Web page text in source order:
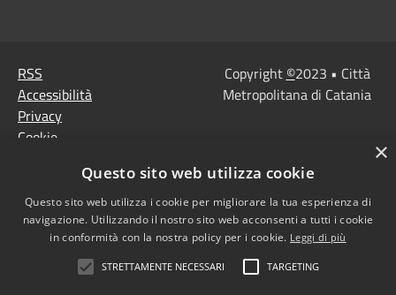
RSS
Accessibilità
Privacy
Cookie
Note Legali
Agenzia per l'Italia
digitale
accessibilità
Copyright ©2023 • Città
Metropolitana di Catania
×
Questo sito web utilizza cookie
Questo sito web utilizza i cookie per migliorare la tua esperienza di
navigazione. Utilizzando il nostro sito web acconsenti a tutti i cookie
in conformità con la nostra policy per i cookie. Leggi di più
STRETTAMENTE NECESSARI TARGETING